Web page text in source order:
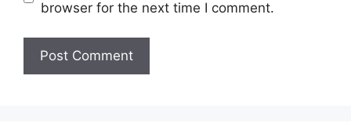
browser for the next time I comment.